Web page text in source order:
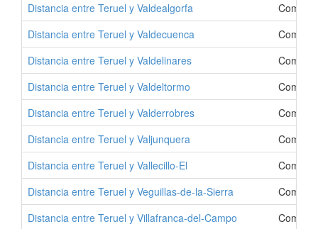
Distancia entre Teruel y Valdealgorfa
Como Ir
Distancia entre Teruel y Valdecuenca
Como Ir
Distancia entre Teruel y Valdelinares
Como Ir
Distancia entre Teruel y Valdeltormo
Como Ir
Distancia entre Teruel y Valderrobres
Como Ir
Distancia entre Teruel y Valjunquera
Como Ir
Distancia entre Teruel y Vallecillo-El
Como Ir
Distancia entre Teruel y Veguillas-de-la-Sierra
Como Ir
Distancia entre Teruel y Villafranca-del-Campo
Como Ir